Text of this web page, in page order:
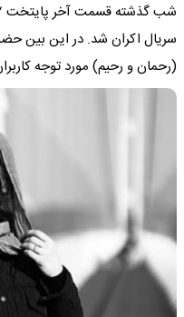
سریال اکران شد. در این بین
(رحمان و رحیم) مورد توجه